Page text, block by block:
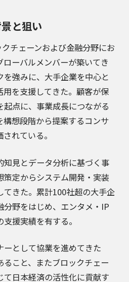
と狙い
チェーンおよび金融分野にお
ーバルメンバーが築いてき
を強みに、大手企業を中心と
用を支援してきた。顧客が保
点に、事業成長につながる
構想段階から提案するコンサ
れている。
知見とデータ分析に基づく事
定からシステム開発・実装
てきた。累計100社超の大手企
分野をはじめ、エンタメ・IP
援実績を有する。
として協業を進めてきた
こと、またブロックチェー
て日本経済の活性化に貢献す